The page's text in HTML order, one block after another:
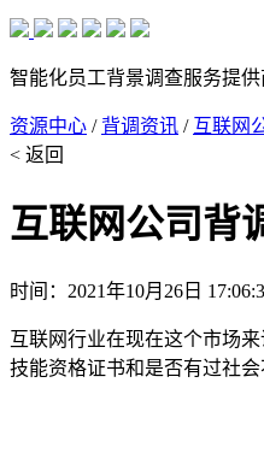
智能化员工背景调查服务提供
资源中心 / 背调资讯 / 互联网
< 返回
互联网公司背
时间：2021年10月26日
互联网行业在现在这个市场
技能资格证书和是否有过社